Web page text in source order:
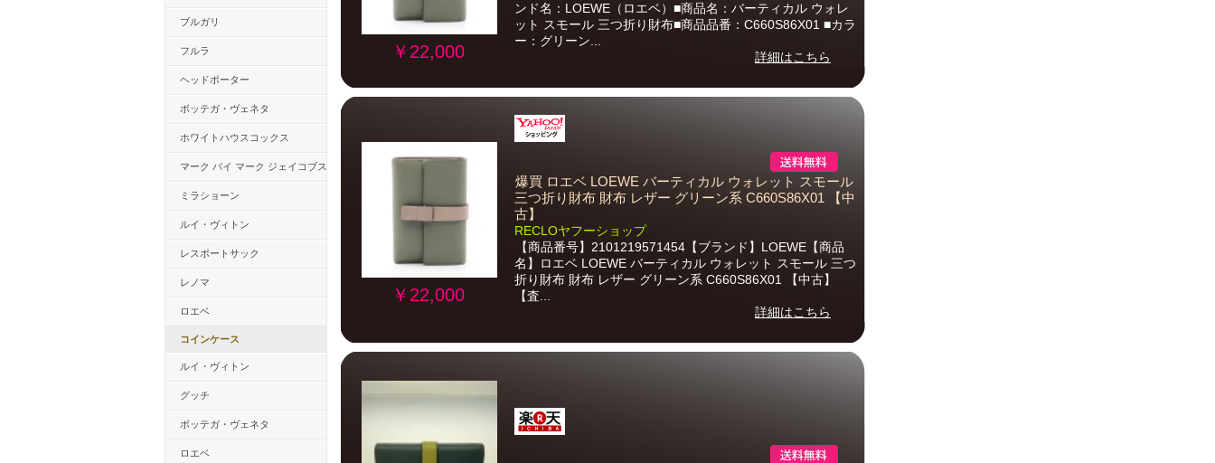
ブルガリ
フルラ
ヘッドポーター
ボッテガ・ヴェネタ
ホワイトハウスコックス
マーク バイ マーク ジェイコブス
ミラショーン
ルイ・ヴィトン
レスポートサック
レノマ
ロエベ
コインケース
ルイ・ヴィトン
グッチ
ボッテガ・ヴェネタ
ロエベ
￥22,000
ンド名：LOEWE（ロエベ）■商品名：バーティカル ウォレ
ット スモール 三つ折り財布■商品品番：C660S86X01 ■カラ
ー：グリーン...
詳細はこちら
￥22,000
爆買 ロエベ LOEWE バーティカル ウォレット スモール
三つ折り財布 財布 レザー グリーン系 C660S86X01 【中
古】
RECLOヤフーショップ
【商品番号】2101219571454【ブランド】LOEWE【商品
名】ロエベ LOEWE バーティカル ウォレット スモール 三つ
折り財布 財布 レザー グリーン系 C660S86X01 【中古】
【査...
詳細はこちら